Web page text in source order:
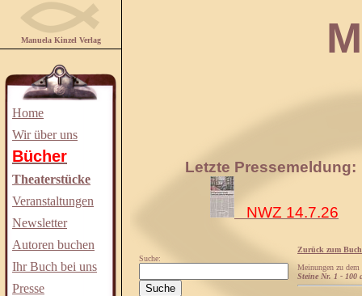
Manuela Kinzel Verlag
Home
Wir über uns
Bücher
Theaterstücke
Veranstaltungen
Newsletter
Autoren buchen
Ihr Buch bei uns
Presse
Letzte Pressemeldung:
NWZ 14.7.26
Suche:
Zurück zum Buch
Meinungen zu
Steine Nr. 1 - 100